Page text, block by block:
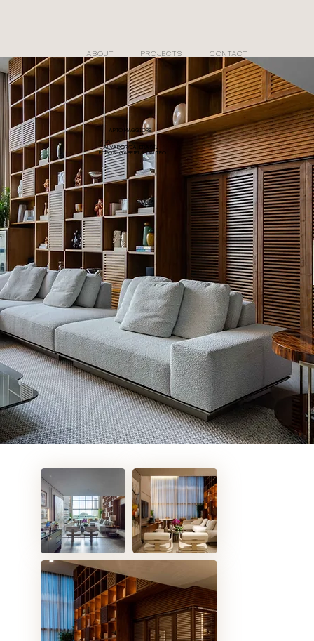
ABOUT PROJECTS CONTACT
APTO MAGGIORE
2025
SALVADOR/BA, BRASIL
FOTOS: GABRIELA DALTRO